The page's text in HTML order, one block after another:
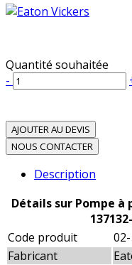
Quantité souhaitée
-
AJOUTER AU DEVIS
NOUS CONTACTER
Description
Détails sur Pompe à
Code produit
Fabricant